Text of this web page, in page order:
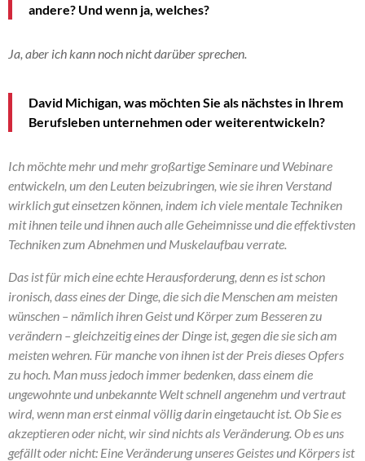
andere? Und wenn ja, welches?
Ja, aber ich kann noch nicht darüber sprechen.
David Michigan, was möchten Sie als nächstes in Ihrem
Berufsleben unternehmen oder weiterentwickeln?
Ich möchte mehr und mehr großartige Seminare und Webinare
entwickeln, um den Leuten beizubringen, wie sie ihren Verstand
wirklich gut einsetzen können, indem ich viele mentale Techniken
mit ihnen teile und ihnen auch alle Geheimnisse und die effektivsten
Techniken zum Abnehmen und Muskelaufbau verrate.
Das ist für mich eine echte Herausforderung, denn es ist schon
ironisch, dass eines der Dinge, die sich die Menschen am meisten
wünschen – nämlich ihren Geist und Körper zum Besseren zu
verändern – gleichzeitig eines der Dinge ist, gegen die sie sich am
meisten wehren. Für manche von ihnen ist der Preis dieses Opfers
zu hoch. Man muss jedoch immer bedenken, dass einem die
ungewohnte und unbekannte Welt schnell angenehm und vertraut
wird, wenn man erst einmal völlig darin eingetaucht ist. Ob Sie es
akzeptieren oder nicht, wir sind nichts als Veränderung. Ob es uns
gefällt oder nicht: Eine Veränderung unseres Geistes und Körpers ist